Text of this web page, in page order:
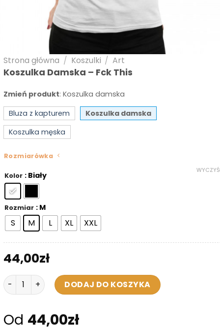
Strona główna / Koszulki / Art
Koszulka Damska – Fck This
Zmień produkt: Koszulka damska
Bluza z kapturem
Koszulka damska
Koszulka męska
Rozmiarówka
Kolor : Biały
Rozmiar : M
S M L XL XXL
44,00zł
ilość Koszulka Damska - Fck This
DODAJ DO KOSZYKA
Od 44,00zł